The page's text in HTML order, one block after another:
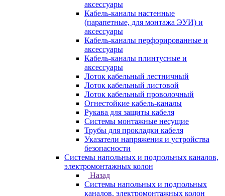
аксессуары
Кабель-каналы настенные
(парапетные, для монтажа ЭУИ) и
аксессуары
Кабель-каналы перфорированные и
аксессуары
Кабель-каналы плинтусные и
аксессуары
Лоток кабельный лестничный
Лоток кабельный листовой
Лоток кабельный проволочный
Огнестойкие кабель-каналы
Рукава для защиты кабеля
Системы монтажные несущие
Трубы для прокладки кабеля
Указатели напряжения и устройства
безопасности
Системы напольных и подпольных каналов,
электромонтажных колон
Назад
Системы напольных и подпольных
каналов, электромонтажных колон